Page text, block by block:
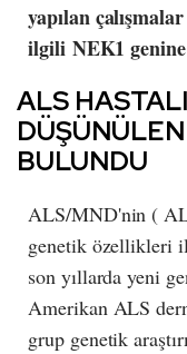
yapılan
ilgili NEK1 genine
ALS
BULUNDU
ALS/MND'nin (
genetik özellikleri
son yıllarda yeni
Amerikan ALS
grup genetik